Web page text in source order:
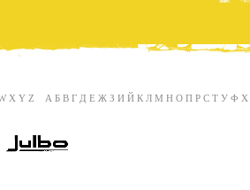
X Y Z А Б В Г Д Е Ж З И Й К Л М Н О П Р С Т У Ф